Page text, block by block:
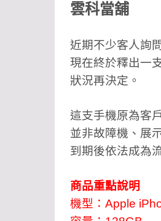
雲科當舖
近期不少客人詢
現在終於釋出一
狀況再決定。
這支手機原為客
並非故障機、展
到期後依法成為
商品重點說明
機型：Apple